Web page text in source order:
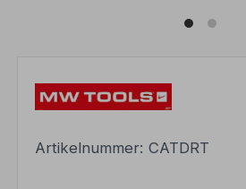
Artikelnummer:CATDRT